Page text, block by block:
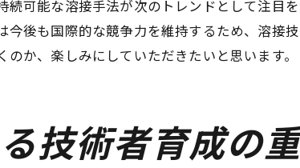
ちの挑戦
可能な溶接手法が次のトレンドとして注目を
後も国際的な競争力を維持するため、溶接
か、楽しみにしていただきたいと思います。
技術者育成の